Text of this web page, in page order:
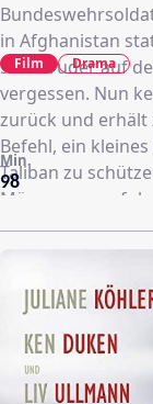
in Afghanistan
sein Bruder auf
vergessen. Nun
zurück und erhält
Befehl, ein
Taliban zu
Männer vom
Während der
Dorfbewohner
der großen Kluft
freunden sich
Soldat bald in
von den Taliban-
98
Min.
Film Drama